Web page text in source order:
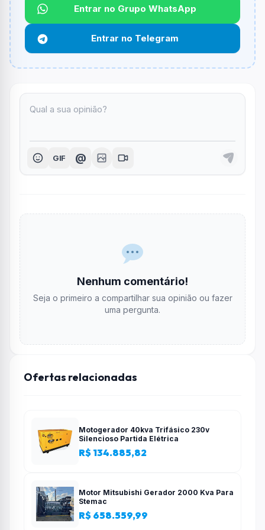
BluetoothSimples de instalar, fácil de usar
Entrar no Grupo WhatsApp
Entrar no Telegram
GIF @
Nenhum comentário!
Seja o primeiro a compartilhar sua opinião ou fazer
uma pergunta.
Ofertas relacionadas
Motogerador 40kva Trifásico 230v
Silencioso Partida Elétrica
R$ 134.885,82
Motor Mitsubishi Gerador 2000 Kva Para
Stemac
R$ 658.559,99